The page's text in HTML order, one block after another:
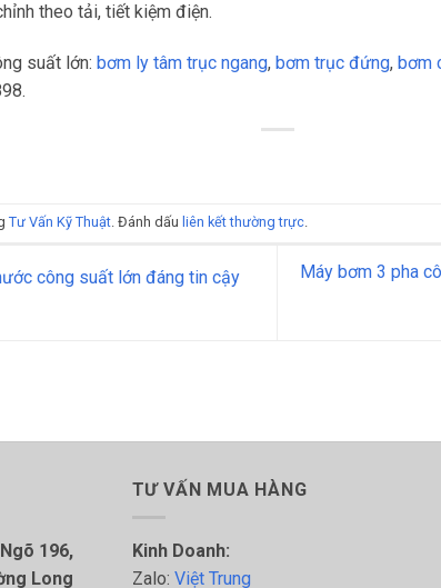
theo tải, tiết kiệm điện.
suất lớn: bơm ly tâm trục ngang, bơm trục đứng, bơm
Tư Vấn Kỹ Thuật. Đánh dấu liên kết thường trực.
công suất lớn đáng tin cậy
Máy bơm 3 pha
196,
Long
TƯ VẤN MUA HÀNG
Kinh Doanh:
Zalo: Việt Trung